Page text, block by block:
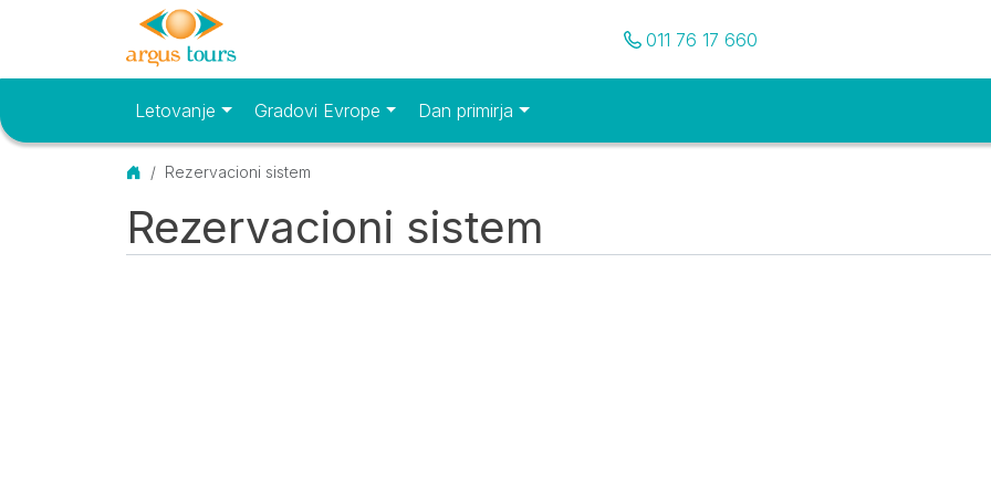
Pozovite nas
011 76 17 660
Osnovni meniLetovanje Gradovi Evrope Dan primirja
Početna
Rezervacioni sistem
Rezervacioni sistem